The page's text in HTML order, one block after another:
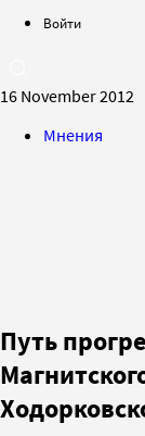
Войти
16 November 2012
Мнения
Путь